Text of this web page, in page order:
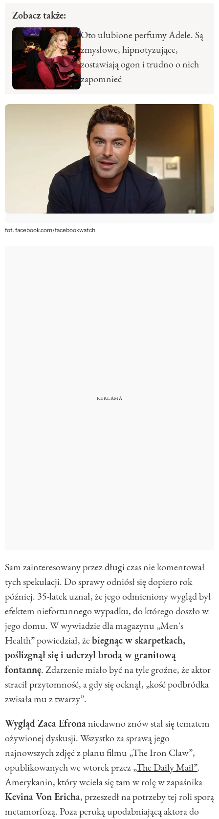
Zobacz także:
Oto ulubione perfumy Adele. Są
zmysłowe, hipnotyzujące,
zostawiają ogon i trudno o nich
zapomnieć
fot. facebook.com/facebookwatch
Sam zainteresowany przez długi czas nie komentował
tych spekulacji. Do sprawy odniósł się dopiero rok
później. 35-latek uznał, że jego odmieniony wygląd był
efektem niefortunnego wypadku, do którego doszło w
jego domu. W wywiadzie dla magazynu „Men's
Health” powiedział, żebiegnąc w skarpetkach,
poślizgnął się i uderzył brodą w granitową
fontannę. Zdarzenie miało być na tyle groźne, że aktor
stracił przytomność, a gdy się ocknął, „kość podbródka
zwisała mu z twarzy”.
Wygląd Zaca Efronaniedawno znów stał się tematem
ożywionej dyskusji. Wszystko za sprawą jego
najnowszych zdjęć z planu filmu „The Iron Claw”,
opublikowanych we wtorek przez„The Daily Mail”.
Amerykanin, który wciela się tam w rolę w zapaśnika
Kevina Von Ericha, przeszedł na potrzeby tej roli sporą
metamorfozą. Poza peruką upodabniającą aktora do